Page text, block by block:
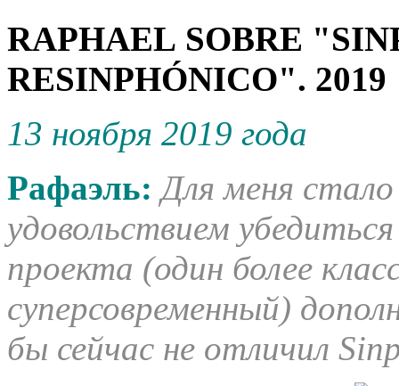
RAPHAEL SOBRE
RESINPHÓNICO". 2019
13 ноября 2019 года
Рафаэль: Для меня
удовольствием
проекта (один более
суперсовременный)
бы сейчас не отличил